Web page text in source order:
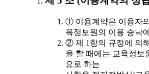
① 이용계약은 이용자
육정보원의 이용 승낙
② 제 1항의 규정에 의
을 할 때에는 교육정보
요로 하는